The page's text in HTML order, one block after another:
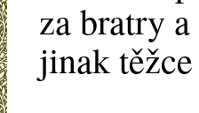
za bratry
jinak